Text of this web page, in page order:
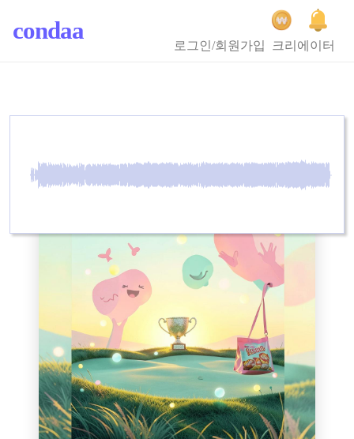
condaa
로그인/회원가입 크리에이터